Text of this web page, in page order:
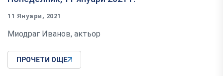
11 Януари, 2021
Миодраг Иванов, актьор
ПРОЧЕТИ ОЩЕ